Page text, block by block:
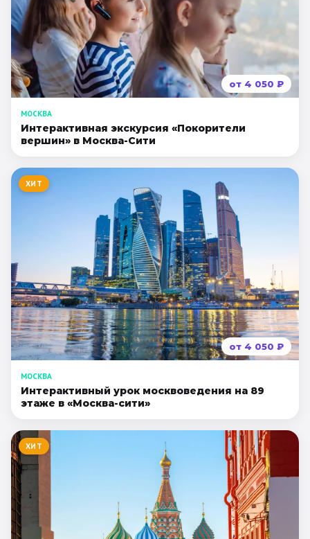
от 4 050 ₽
МОСКВА
Интерактивная экскурсия «Покорители
вершин» в Москва-Сити
ХИТ
от 4 050 ₽
МОСКВА
Интерактивный урок москвоведения на 89
этаже в «Москва-сити»
ХИТ